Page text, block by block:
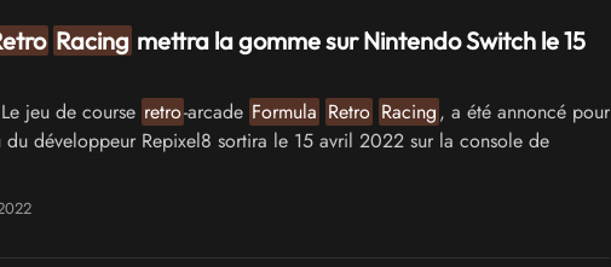
Racing mettra la gomme sur Nintendo Switch le 15
jeu de course retro-arcade Formula Retro Racing, a été annoncé pour
du développeur Repixel8 sortira le 15 avril 2022 sur la console de